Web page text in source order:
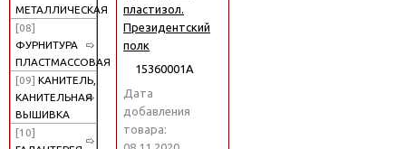
МЕТАЛЛИЧЕСКАЯ
[08]
ФУРНИТУРА
ПЛАСТМАССОВАЯ
[09] КАНИТЕЛЬ,
КАНИТЕЛЬНАЯ
ВЫШИВКА
[10]
пластизол.
Президентский
полк
15360001А
Дата
добавления
товара: